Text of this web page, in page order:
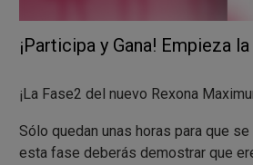
¡Participa y Gana! Empieza
¡La Fase2 del nuevo Rexona
Sólo quedan unas horas para que
esta fase deberás demostrar que